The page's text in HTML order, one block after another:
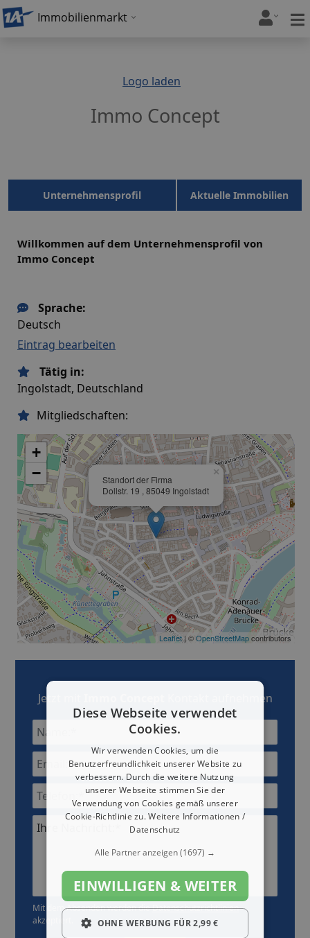
Immobilienmarkt
Logo laden
Immo Concept
Unternehmensprofil Aktuelle Immobilien
Willkommen auf dem Unternehmensprofil von
Immo Concept
Sprache:
Deutsch
Eintrag bearbeiten
Tätig in:
Ingolstadt, Deutschland
Mitgliedschaften:
Standort der Firma
Dollstr. 19 , 85049 Ingolstadt
×
+
−
Leaflet| ©OpenStreetMapcontributors
Jetzt mit Kontakt aufnehmen
Ihre Nachricht:*
Mit dem Absenden werden dieDatenschutzrichtlinien
akzeptiert.
Diese Webseite verwendet
Cookies.
Wir verwenden Cookies, um die
Benutzerfreundlichkeit unserer Website zu
verbessern. Durch die weitere Nutzung
unserer Webseite stimmen Sie der
Verwendung von Cookies gemäß unserer
Cookie-Richtlinie zu.Weitere Informationen /
Datenschutz
Alle Partner anzeigen(1697) →
EINWILLIGEN & WEITER
OHNE WERBUNG FÜR 2,99 €